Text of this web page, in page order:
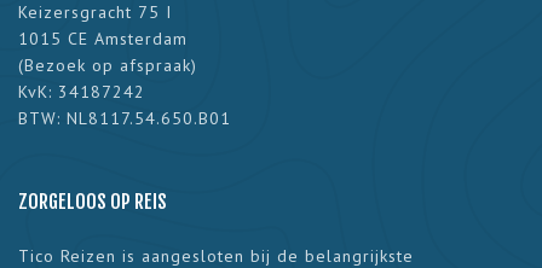
Keizersgracht 75 I
1015 CE Amsterdam
(Bezoek op afspraak)
KvK: 34187242
BTW: NL8117.54.650.B01
ZORGELOOS OP REIS
Tico Reizen is aangesloten bij de belangrijkste